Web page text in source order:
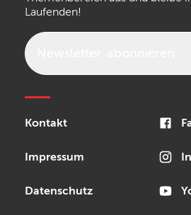
Laufenden!
Kontakt
Impressum
Datenschutz